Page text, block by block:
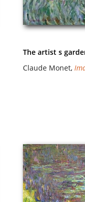
The artist s
Claude Monet,